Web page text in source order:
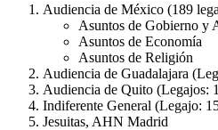
Audiencia de México (189
Asuntos de Gobierno y
Asuntos de Economía
Asuntos de Religión
Audiencia de Guadalajara
Audiencia de Quito (Legajos:
Indiferente General (Legajo:
Jesuitas, AHN Madrid